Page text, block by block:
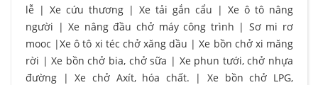
lễ | Xe cứu thương | Xe tải gắn cẩu | Xe ô tô nâng
người |Xe nâng đầu chở máy công trình | Sơ mi rơ
mooc |Xe ô tô xi téc chở xăng dầu |Xe bồn chở xi măng
rời |Xe bồn chở bia, chở sữa | Xe phun tưới, chở nhựa
đường |Xe chở Axít, hóa chất. |Xe bồn chở LPG,